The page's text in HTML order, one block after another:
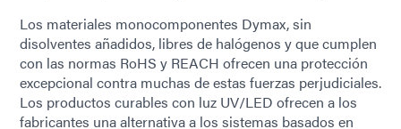
Los materiales monocomponentes Dymax, sin
disolventes añadidos, libres de halógenos y que cumplen
con las normas RoHS y REACH ofrecen una protección
excepcional contra muchas de estas fuerzas perjudiciales.
Los productos curables con luz UV/LED ofrecen a los
fabricantes una alternativa a los sistemas basados ​​en